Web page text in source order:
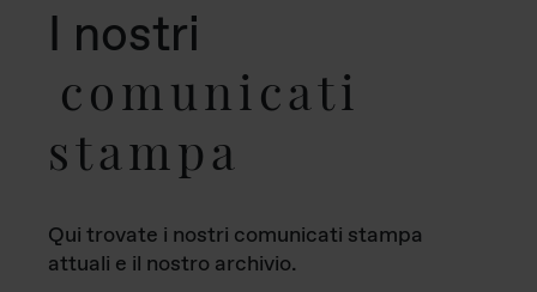
I nostri
comunicati
stampa
Qui trovate i nostri comunicati stampa
attuali e il nostro archivio.